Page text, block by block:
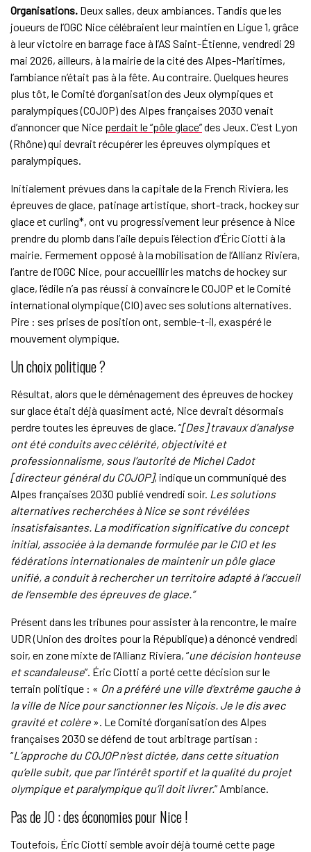
Organisations.Deux salles, deux ambiances. Tandis que les
joueurs de l’OGC Nice célébraient leur maintien en Ligue 1, grâce
à leur victoire en barrage face à l’AS Saint-Étienne, vendredi 29
mai 2026, ailleurs, à la mairie de la cité des Alpes-Maritimes,
l’ambiance n’était pas à la fête. Au contraire. Quelques heures
plus tôt, le Comité d’organisation des Jeux olympiques et
paralympiques (COJOP) des Alpes françaises 2030 venait
d’annoncer que Nice perdait le “pôle glace”des Jeux. C’est Lyon
(Rhône) qui devrait récupérer les épreuves olympiques et
paralympiques.
Initialement prévues dans la capitale de la French Riviera, les
épreuves de glace, patinage artistique, short-track, hockey sur
glace et curling*, ont vu progressivement leur présence à Nice
prendre du plomb dans l’aile depuis l’élection d’Éric Ciotti à la
mairie. Fermement opposé à la mobilisation de l’Allianz Riviera,
l’antre de l’OGC Nice, pour accueillir les matchs de hockey sur
glace, l’édile n’a pas réussi à convaincre le COJOP et le Comité
international olympique (CIO) avec ses solutions alternatives.
Pire : ses prises de position ont, semble-t-il, exaspéré le
mouvement olympique.
Un choix politique ?
Résultat, alors que le déménagement des épreuves de hockey
sur glace était déjà quasiment acté, Nice devrait désormais
perdre toutes les épreuves de glace. “[Des] travaux d’analyse
ont été conduits avec célérité, objectivité et
professionnalisme, sous l’autorité de Michel Cadot
[directeur général du COJOP], indique un communiqué des
Alpes françaises 2030 publié vendredi soir. Les solutions
alternatives recherchées à Nice se sont révélées
insatisfaisantes. La modification significative du concept
initial, associée à la demande formulée par le CIO et les
fédérations internationales de maintenir un pôle glace
unifié, a conduit à rechercher un territoire adapté à l’accueil
de l’ensemble des épreuves de glace.”
Présent dans les tribunes pour assister à la rencontre, le maire
UDR (Union des droites pour la République) a dénoncé vendredi
soir, en zone mixte de l’Allianz Riviera, “une décision honteuse
et scandaleuse”. Éric Ciotti a porté cette décision sur le
terrain politique : « On a préféré une ville d’extrême gauche à
la ville de Nice pour sanctionner les Niçois. Je le dis avec
gravité et colère». Le Comité d’organisation des Alpes
françaises 2030 se défend de tout arbitrage partisan :
“L’approche du COJOP n’est dictée, dans cette situation
qu’elle subit, que par l’intérêt sportif et la qualité du projet
olympique et paralympique qu’il doit livrer.” Ambiance.
Pas de JO : des économies pour Nice !
Toutefois, Éric Ciotti semble avoir déjà tourné cette page